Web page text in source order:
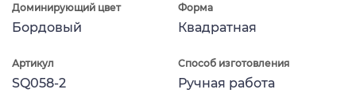
Доминирующий цвет
Бордовый
Форма
Квадратная
Артикул
SQ058-2
Способ изготовления
Ручная работа